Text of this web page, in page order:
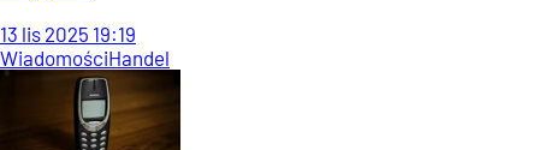
13 lis 2025 19:19
WiadomościHandel